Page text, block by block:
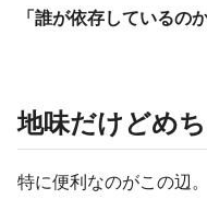
「誰が依存しているのか
地味だけどめ
特に便利なのがこの辺。